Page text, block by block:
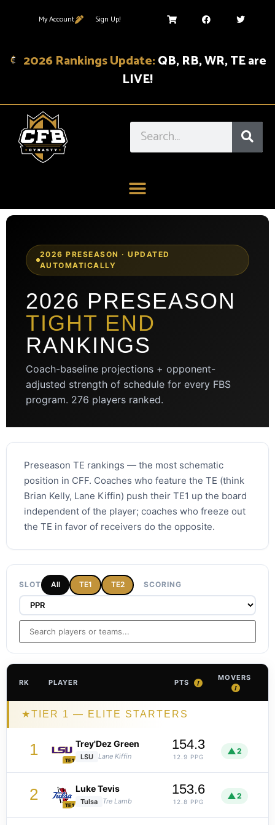
My Account Sign Up!
2026 Rankings Update:QB, RB, WR, TE are
LIVE!
2026 PRESEASON · UPDATED
AUTOMATICALLY
2026 PRESEASON
TIGHT END
RANKINGS
Coach-baseline projections + opponent-
adjusted strength of schedule for every FBS
program. 276 players ranked.
Preseason TE rankings — the most schematic
position in CFF. Coaches who feature the TE (think
Brian Kelly, Lane Kiffin) push their TE1 up the board
independent of the player; coaches who freeze out
the TE in favor of receivers do the opposite.
SLOT All TE1 TE2 SCORING
RK PLAYER PTS I
MOVERS
I
★TIER 1 — ELITE STARTERS
1
TE1
Trey'Dez Green
LSU Lane Kiffin
154.3
12.9 PPG
▲2
2
TE1
Luke Tevis
Tulsa Tre Lamb
153.6
12.8 PPG
▲2